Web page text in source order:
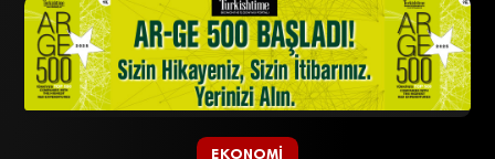
EKONOMI